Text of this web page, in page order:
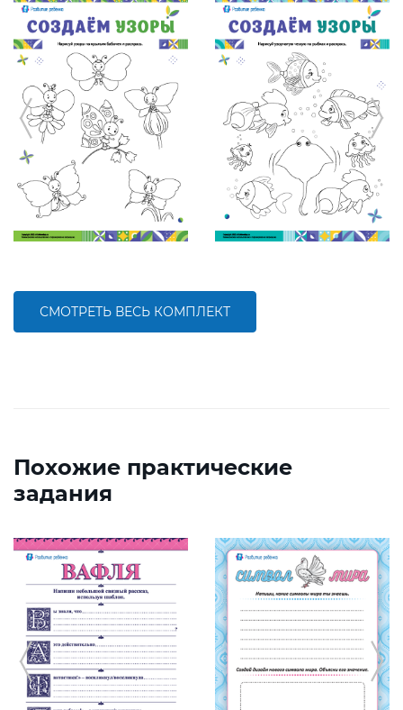
СМОТРЕТЬ ВЕСЬ КОМПЛЕКТ
Похожие практические
задания